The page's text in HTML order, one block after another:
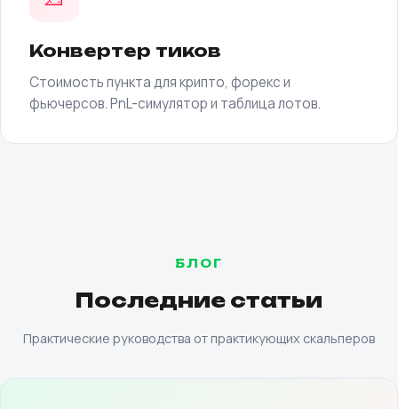
Конвертер тиков
Стоимость пункта для крипто, форекс и
фьючерсов. PnL-симулятор и таблица лотов.
БЛОГ
Последние статьи
Практические руководства от практикующих скальперов